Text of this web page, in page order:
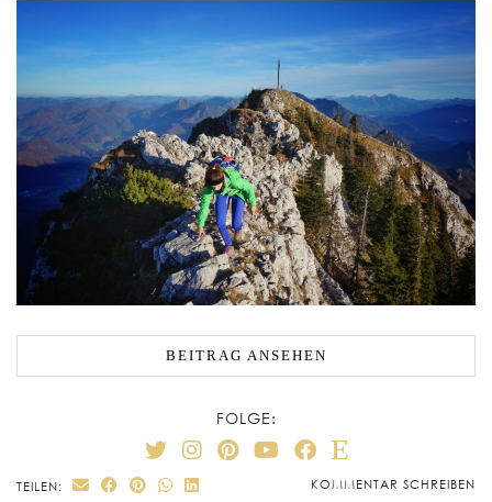
BEITRAG ANSEHEN
FOLGE:
TEILEN: KOMMENTAR SCHREIBEN